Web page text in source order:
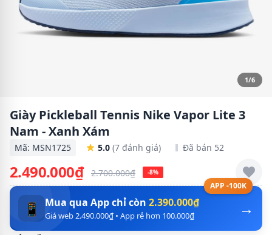
1/6
Giày Pickleball Tennis Nike Vapor Lite 3
Nam - Xanh Xám
Mã: MSN1725 5.0 (7 đánh giá) Đã bán 52
2.490.000₫ 2.700.000₫ -8%
APP -100K
→
📱 Mua qua App chỉ còn 2.390.000₫
Giá web 2.490.000₫ • App rẻ hơn 100.000₫